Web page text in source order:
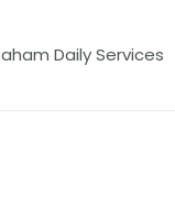
Daily Services